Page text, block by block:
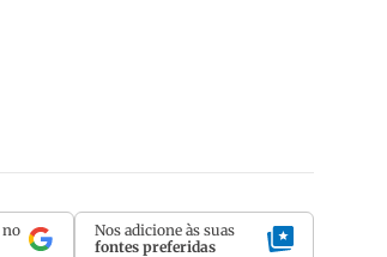
no
Nos adicione às suas
fontes preferidas